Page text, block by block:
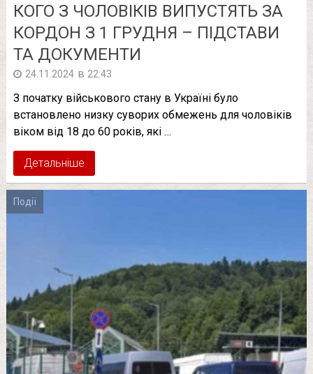
КОГО З ЧОЛОВІКІВ ВИПУСТЯТЬ ЗА
КОРДОН З 1 ГРУДНЯ – ПІДСТАВИ
ТА ДОКУМЕНТИ
24.11.2024 в 22:43
З початку військового стану в Україні було
встановлено низку суворих обмежень для чоловіків
віком від 18 до 60 років, які …
Детальніше
Події